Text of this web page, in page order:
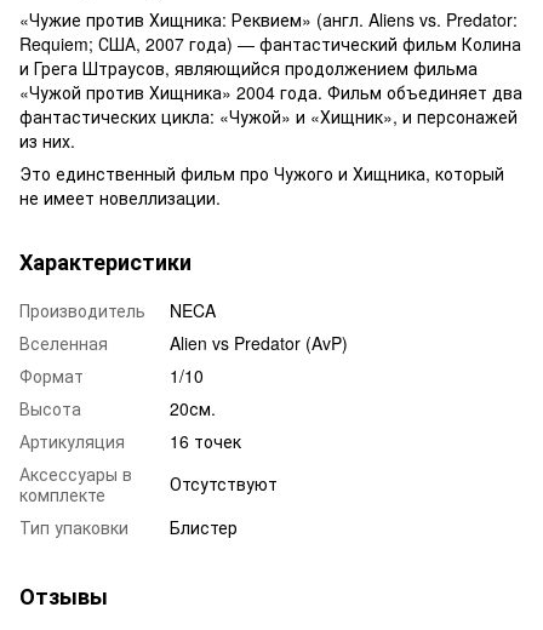
«Чужие против Хищника: Реквием» (англ. Aliens vs. Predator:
Requiem; США, 2007 года) — фантастический фильм Колина
и Грега Штраусов, являющийся продолжением фильма
«Чужой против Хищника» 2004 года. Фильм объединяет два
фантастических цикла: «Чужой» и «Хищник», и персонажей
из них.
Это единственный фильм про Чужого и Хищника, который
не имеет новеллизации.
Характеристики
Производитель
NECA
Вселенная
Alien vs Predator (AvP)
Формат
1/10
Высота
20см.
Артикуляция
16 точек
Аксессуары в
комплекте
Отсутствуют
Тип упаковки
Блистер
Отзывы